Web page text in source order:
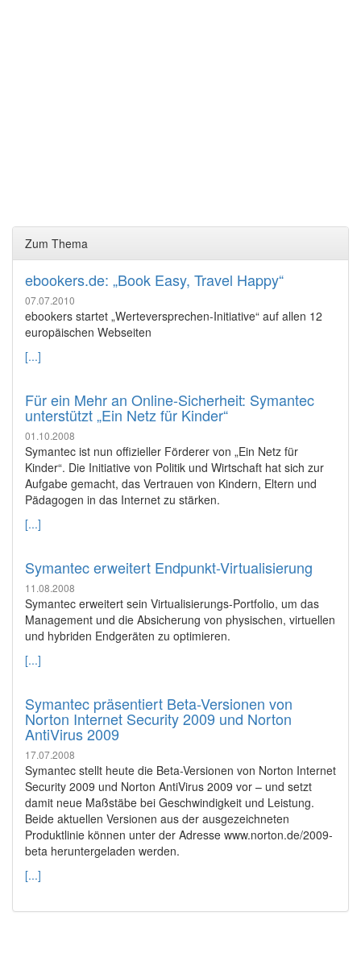
Zum Thema
ebookers.de: „Book Easy, Travel Happy“
07.07.2010
ebookers startet „Werteversprechen-Initiative“ auf allen 12
europäischen Webseiten
[...]
Für ein Mehr an Online-Sicherheit: Symantec
unterstützt „Ein Netz für Kinder“
01.10.2008
Symantec ist nun offizieller Förderer von „Ein Netz für
Kinder“. Die Initiative von Politik und Wirtschaft hat sich zur
Aufgabe gemacht, das Vertrauen von Kindern, Eltern und
Pädagogen in das Internet zu stärken.
[...]
Symantec erweitert Endpunkt-Virtualisierung
11.08.2008
Symantec erweitert sein Virtualisierungs-Portfolio, um das
Management und die Absicherung von physischen, virtuellen
und hybriden Endgeräten zu optimieren.
[...]
Symantec präsentiert Beta-Versionen von
Norton Internet Security 2009 und Norton
AntiVirus 2009
17.07.2008
Symantec stellt heute die Beta-Versionen von Norton Internet
Security 2009 und Norton AntiVirus 2009 vor – und setzt
damit neue Maßstäbe bei Geschwindigkeit und Leistung.
Beide aktuellen Versionen aus der ausgezeichneten
Produktlinie können unter der Adresse www.norton.de/2009-
beta heruntergeladen werden.
[...]